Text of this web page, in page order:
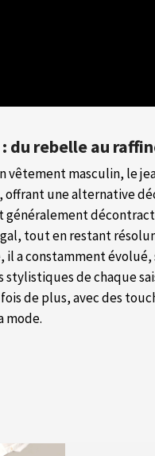
du rebelle au
vêtement masculin, le
offrant une alternative
tout en restant
il a constamment
de chaque
de plus, avec des
mode.